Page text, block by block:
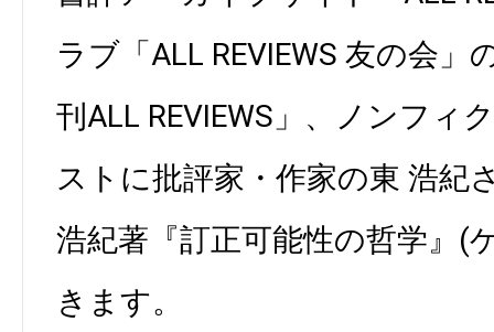
ラブ「ALL REVIEWS 友の会」
刊ALL REVIEWS」、ノンフィ
ストに批評家・作家の東 浩紀
浩紀著『訂正可能性の哲学』(
きます。